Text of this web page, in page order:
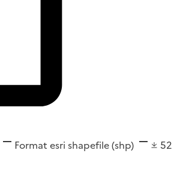
Format esri shapefile (shp) 52